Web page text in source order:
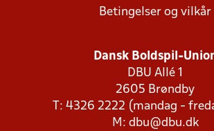
Betingelser og vilkår
Dansk Boldspil-
DBU Allé 1
2605 Brøndby
T: 4326 2222 (mandag -
M: dbu@dbu.dk